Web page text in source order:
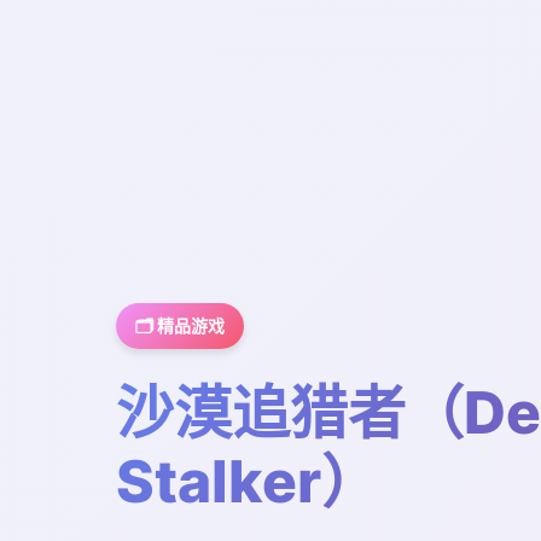
🗂️ 精品游戏
沙漠追猎者（
Stalker）